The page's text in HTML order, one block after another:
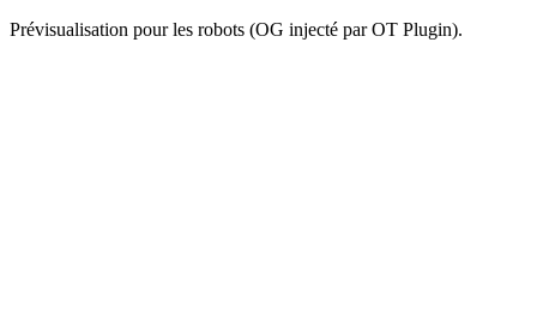
Prévisualisation pour les robots (OG injecté par OT Plugin).